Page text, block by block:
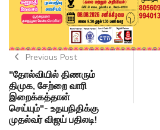
Previous Post
"தோல்வியில் திணரும்
திமுக, சேற்றை வாரி
இறைக்கத்தான்
செய்யும்"- உதயநிதிக்கு
முதல்வர் விஜய் பதிலடி!